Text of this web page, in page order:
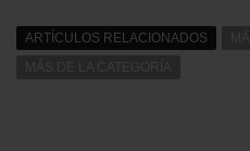
ARTÍCULOS RELACIONADOS